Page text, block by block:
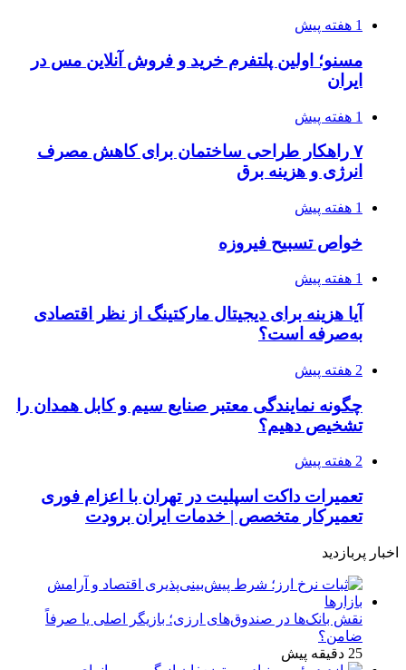
1 هفته پیش
مسنو؛ اولین پلتفرم خرید و فروش آنلاین مس در
ایران
1 هفته پیش
۷ راهکار طراحی ساختمان برای کاهش مصرف
انرژی و هزینه برق
1 هفته پیش
خواص تسبیح فیروزه
1 هفته پیش
آیا هزینه برای دیجیتال مارکتینگ از نظر اقتصادی
به‌صرفه است؟
2 هفته پیش
چگونه نمایندگی معتبر صنایع سیم و کابل همدان را
تشخیص دهیم؟
2 هفته پیش
تعمیرات داکت اسپلیت در تهران با اعزام فوری
تعمیرکار متخصص | خدمات ایران برودت
اخبار پربازدید
نقش بانک‌ها در صندوق‌های ارزی؛ بازیگر اصلی یا صرفاً
ضامن؟
25 دقیقه پیش